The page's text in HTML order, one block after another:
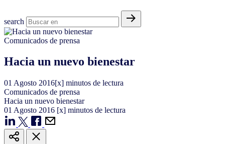
search
Comunicados de prensa
Hacia un nuevo bienestar
01 Agosto 2016[x] minutos de lectura
Comunicados de prensa
Hacia un nuevo bienestar
01 Agosto 2016 [x] minutos de lectura